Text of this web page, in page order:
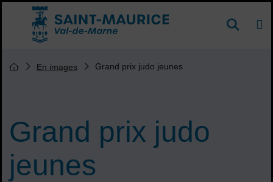
Menu de raccourcis
Accueil ville de Saint-Maurice DE
Grand prix judo
jeunes
Vous êtes ici :
Page d'accueil du site
En images Grand prix judo jeunes